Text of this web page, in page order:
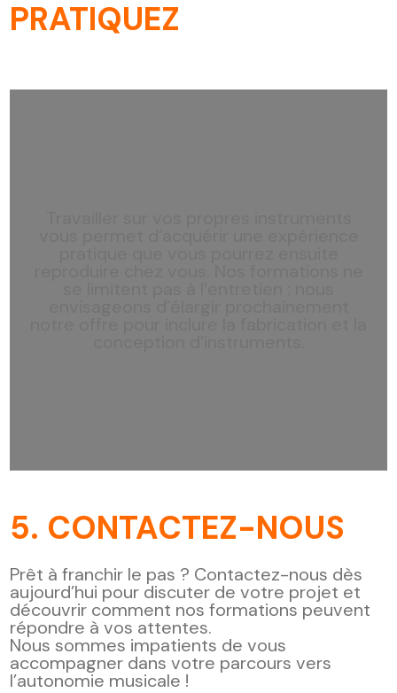
PRATIQUEZ
5. CONTACTEZ-NOUS
Prêt à franchir le pas ? Contactez-nous dès
aujourd’hui pour discuter de votre projet et
découvrir comment nos formations peuvent
répondre à vos attentes.
Nous sommes impatients de vous
accompagner dans votre parcours vers
l’autonomie musicale !